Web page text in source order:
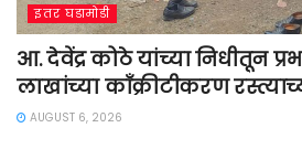
इतर घडामोडी
आ. देवेंद्र कोठे यांच्या निधीतून
लाखांच्या काँक्रीटीकरण
AUGUST 6, 2026